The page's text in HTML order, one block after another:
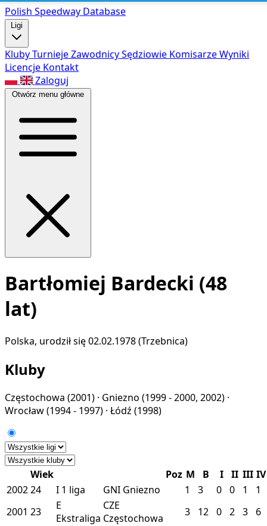
Polish Speedway Database
Ligi
KlubyTurniejeZawodnicySędziowie KomisarzeWyniki
Licencje Kontakt
Zaloguj
Otwórz menu główne
Bartłomiej Bardecki (48
lat)
Polska, urodził się 02.02.1978 (Trzebnica)
Kluby
Częstochowa (2001) · Gniezno (1999 - 2000, 2002) ·
Wrocław(1994 - 1997) · Łódź (1998)
Wiek Poz M B I II III IV
200224 I 1 liga GNI Gniezno 1 3 0 0 1
1
2001 23
E
Ekstraliga
CZE
Częstochowa
3 12 0 2 3
6